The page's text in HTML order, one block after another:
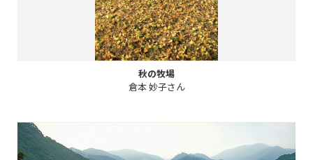
秋の牧場
倉本 妙子さん